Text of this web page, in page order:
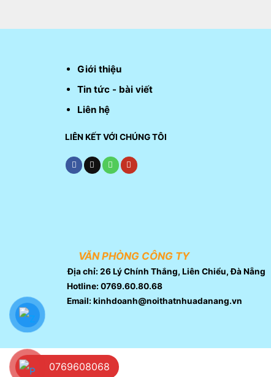
Giới thiệu
Tin tức - bài viết
Liên hệ
LIÊN KẾT VỚI CHÚNG TÔI
VĂN PHÒNG CÔNG TY
Địa chỉ: 26 Lý Chính Thắng, Liên Chiểu, Đà Nẵng
Hotline: 0769.60.80.68
Email: kinhdoanh@noithatnhuadanang.vn
0769608068